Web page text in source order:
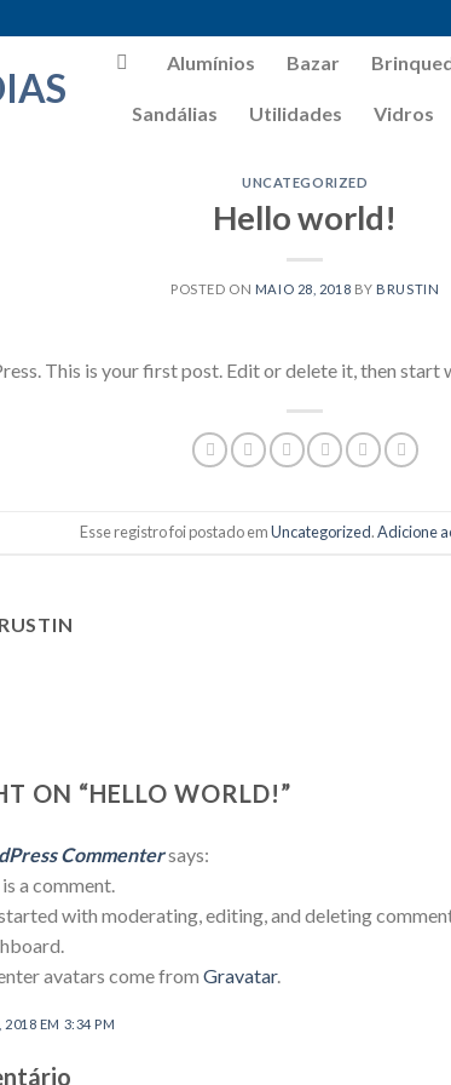
Alumínios Bazar
Sandálias Utilidades Vidros
UNCATEGORIZED
Hello world!
POSTED ON MAIO 28, 2018 BY BRUSTIN
This is your first post. Edit or delete it, then start
Esse registro foi postado emUncategorized.Adicione
ON “HELLO WORLD!”
Commentersays:
a comment.
with moderating, editing, and deleting
avatars come from Gravatar.
2018 EM 3:34 PM